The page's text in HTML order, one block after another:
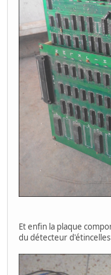
Et enfin la plaque
du détecteur